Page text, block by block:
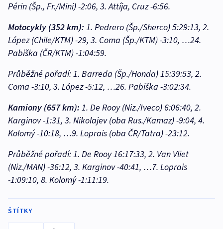
Périn (Šp., Fr./Mini) -2:06, 3. Attíja, Cruz -6:56.
Motocykly (352 km): 1. Pedrero (Šp./Sherco) 5:29:13, 2.
López (Chile/KTM) -29, 3. Coma (Šp./KTM) -3:10, …24.
Pabiška (ČR/KTM) -1:04:59.
Průběžné pořadí: 1. Barreda (Šp./Honda) 15:39:53, 2.
Coma -3:10, 3. López -5:12, …26. Pabiška -3:02:34.
Kamiony (657 km): 1. De Rooy (Niz./Iveco) 6:06:40, 2.
Karginov -1:31, 3. Nikolajev (oba Rus./Kamaz) -9:04, 4.
Kolomý -10:18, …9. Loprais (oba ČR/Tatra) -23:12.
Průběžné pořadí: 1. De Rooy 16:17:33, 2. Van Vliet
(Niz./MAN) -36:12, 3. Karginov -40:41, …7. Loprais
-1:09:10, 8. Kolomý -1:11:19.
ŠTÍTKY